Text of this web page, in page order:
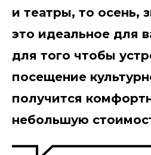
и театры, то осень,
это идеальное для
для того чтобы
посещение
получится
небольшую